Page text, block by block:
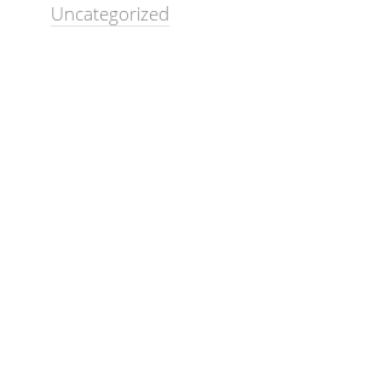
Uncategorized